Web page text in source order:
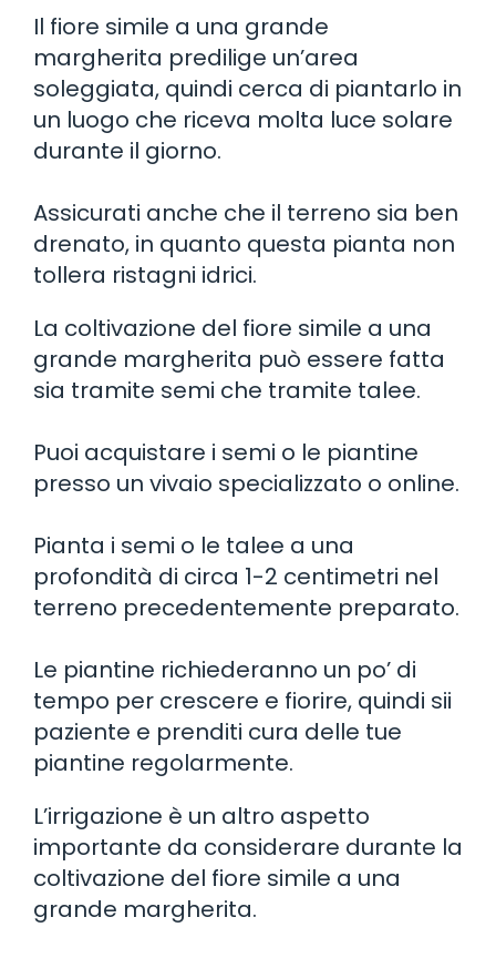
Il fiore simile a una grande
margherita predilige un’area
soleggiata, quindi cerca di piantarlo in
un luogo che riceva molta luce solare
durante il giorno.
Assicurati anche che il terreno sia ben
drenato, in quanto questa pianta non
tollera ristagni idrici.
La coltivazione del fiore simile a una
grande margherita può essere fatta
sia tramite semi che tramite talee.
Puoi acquistare i semi o le piantine
presso un vivaio specializzato o online.
Pianta i semi o le talee a una
profondità di circa 1-2 centimetri nel
terreno precedentemente preparato.
Le piantine richiederanno un po’ di
tempo per crescere e fiorire, quindi sii
paziente e prenditi cura delle tue
piantine regolarmente.
L’irrigazione è un altro aspetto
importante da considerare durante la
coltivazione del fiore simile a una
grande margherita.